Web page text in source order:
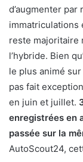
d’augmenter par
immatriculations
reste majoritaire
l’hybride. Bien
le plus animé sur
pas fait
en juin et juillet.
enregistrées en
passée sur la
AutoScout24,